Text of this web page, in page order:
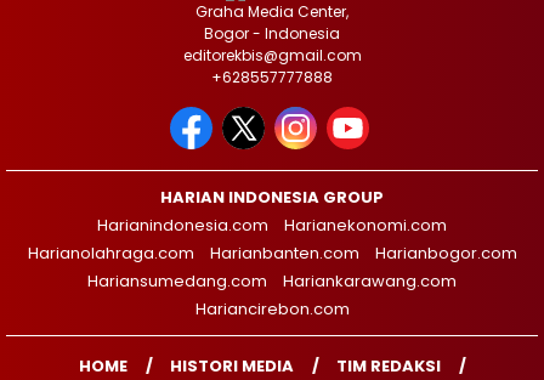
Graha Media Center,
Bogor - Indonesia
editorekbis@gmail.com
+628557777888
HARIAN INDONESIA GROUP
Harianindonesia.com
Harianekonomi.com
Harianolahraga.com
Harianbanten.com
Harianbogor.com
Hariansumedang.com
Hariankarawang.com
Hariancirebon.com
HOME HISTORI MEDIA
TIM REDAKSI